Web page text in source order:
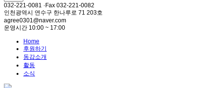
032-221-0081 ·Fax 032-221-0082
인천광역시 연수구 한나루로 71 203호
agree0301@naver.com
운영시간 10:00 ~ 17:00
Home
후원하기
동감소개
활동
소식